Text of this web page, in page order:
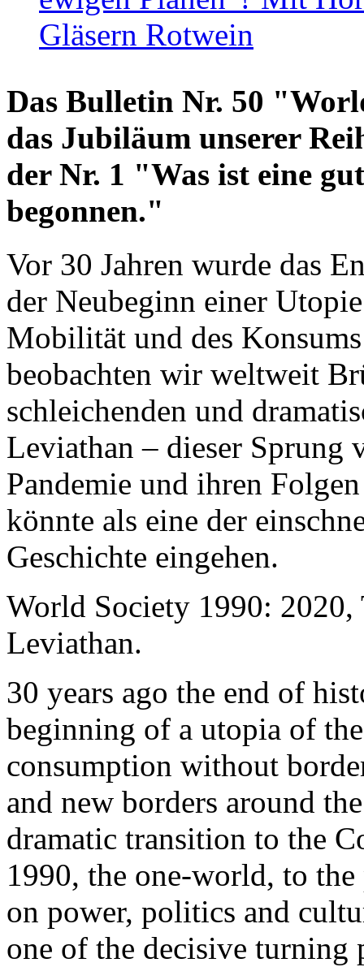
Gläsern Rotwein
Das Bulletin Nr. 50
das Jubiläum unserer
der Nr. 1 "Was ist eine
begonnen."
Vor 30 Jahren wurde das
der Neubeginn einer
Mobilität und des
beobachten wir weltweit
schleichenden und
Leviathan – dieser Sprung
Pandemie und ihren
könnte als eine der
Geschichte eingehen.
World Society 1990: 2020,
Leviathan.
30 years ago the end of
beginning of a utopia of
consumption without
and new borders around
dramatic transition to the
1990, the one-world, to the
on power, politics and
one of the decisive turning